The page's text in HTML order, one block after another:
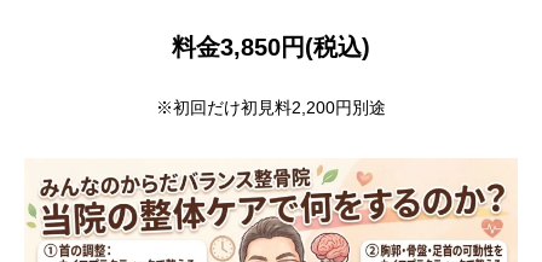
料金3,850円(税込)
※初回だけ初見料2,200円別途